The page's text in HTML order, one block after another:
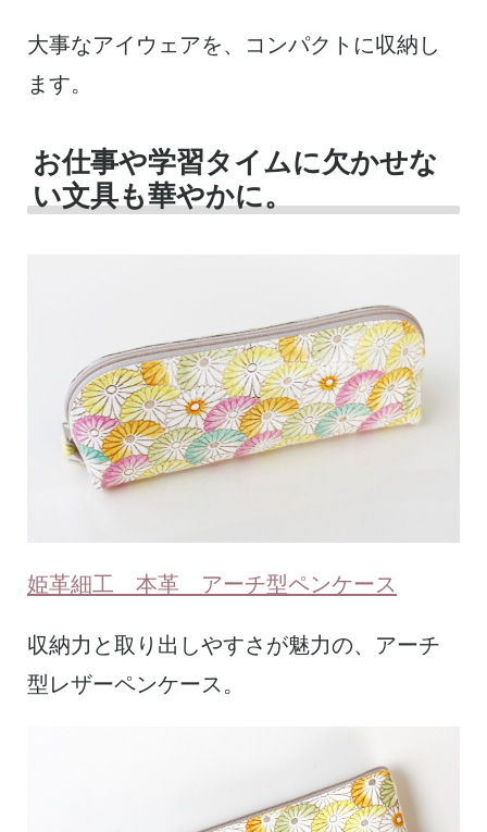
大事なアイウェアを、コンパクトに収納し
ます。
お仕事や学習タイムに欠かせな
い文具も華やかに。
姫革細工 本革 アーチ型ペンケース
収納力と取り出しやすさが魅力の、アーチ
型レザーペンケース。